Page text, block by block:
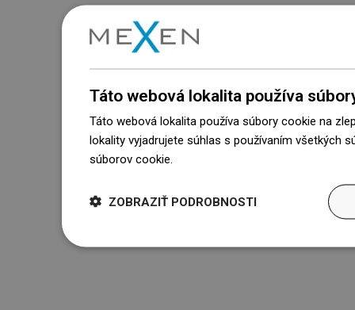
Táto webová lokalita používa
Táto webová lokalita používa súbory cookie na
lokality vyjadrujete súhlas s používaním všetkých
súborov cookie.
ZOBRAZIŤ PODROBNOSTI